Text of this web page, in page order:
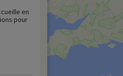
en
pour